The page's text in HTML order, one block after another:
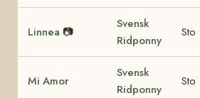
Linnea 📷
Svensk
Ridponny
Sto
Mi Amor
Svensk
Ridponny
Sto